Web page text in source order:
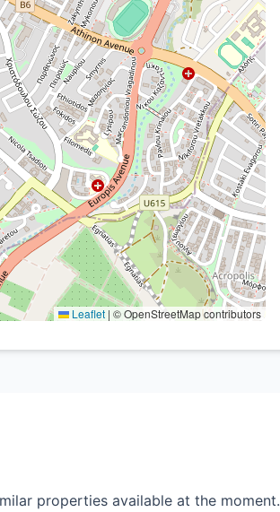
Leaflet | © OpenStreetMap contributors
properties available at the moment.